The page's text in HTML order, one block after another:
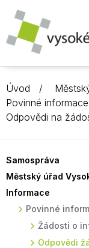
Úvod
Povinné informace
Odpovědi na
Samospráva
Městský úřad
Informace
Povinné
Žádosti o
Odpovědi